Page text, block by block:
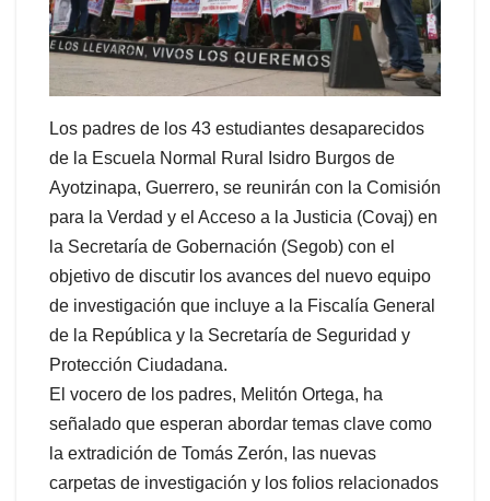
Los padres de los 43 estudiantes desaparecidos
de la Escuela Normal Rural Isidro Burgos de
Ayotzinapa, Guerrero, se reunirán con la Comisión
para la Verdad y el Acceso a la Justicia (Covaj) en
la Secretaría de Gobernación (Segob) con el
objetivo de discutir los avances del nuevo equipo
de investigación que incluye a la Fiscalía General
de la República y la Secretaría de Seguridad y
Protección Ciudadana.
El vocero de los padres, Melitón Ortega, ha
señalado que esperan abordar temas clave como
la extradición de Tomás Zerón, las nuevas
carpetas de investigación y los folios relacionados